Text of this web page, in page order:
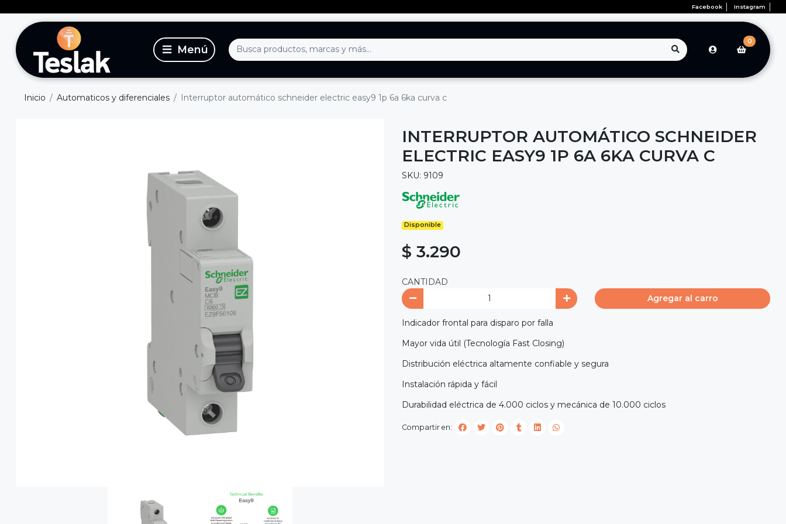
Facebook Instagram
0
Inicio Automaticos y diferenciales Interruptor automático schneider electric easy9 1p 6a 6ka curva c
INTERRUPTOR AUTOMÁTICO SCHNEIDER
ELECTRIC EASY9 1P 6A 6KA CURVA C
SKU: 9109
Disponible
$ 3.290
CANTIDAD
Agregar al carro
Indicador frontal para disparo por falla
Mayor vida útil (Tecnología Fast Closing)
Distribución eléctrica altamente confiable y segura
Instalación rápida y fácil
Durabilidad eléctrica de 4.000 ciclos y mecánica de 10.000 ciclos
Compartir en: